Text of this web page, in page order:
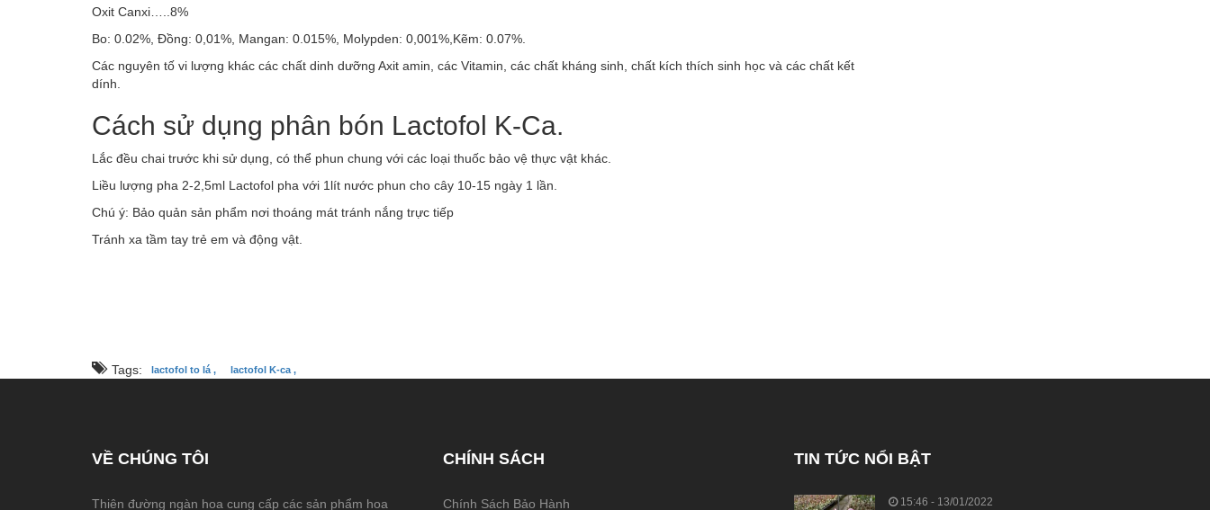
Oxit Canxi…..8%
Bo: 0.02%, Đồng: 0,01%, Mangan: 0.015%, Molypden: 0,001%,Kẽm: 0.07%.
Các nguyên tố vi lượng khác các chất dinh dưỡng Axit amin, các Vitamin, các chất kháng sinh, chất kích thích sinh học và các chất kết
dính.
Cách sử dụng phân bón Lactofol K-Ca.
Lắc đều chai trước khi sử dụng, có thể phun chung với các loại thuốc bảo vệ thực vật khác.
Liều lượng pha 2-2,5ml Lactofol pha với 1lít nước phun cho cây 10-15 ngày 1 lần.
Chú ý: Bảo quản sản phẩm nơi thoáng mát tránh nắng trực tiếp
Tránh xa tầm tay trẻ em và động vật.
Tags: lactofol to lá , lactofol K-ca ,
VỀ CHÚNG TÔI
Thiên đường ngàn hoa cung cấp các sản phẩm hoa
CHÍNH SÁCH
Chính Sách Bảo Hành
TIN TỨC NỔI BẬT
15:46 - 13/01/2022